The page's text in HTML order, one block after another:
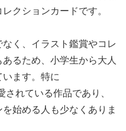
クションカードです。
く、イラスト鑑賞やコレ
るため、小学生から大人
ます。特に
されている作品であり、
始める人も少なくありま